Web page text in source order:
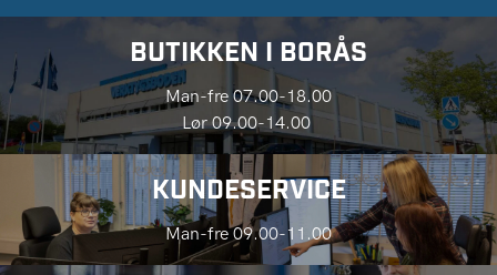
BUTIKKEN I BORÅS
Man-fre 07.00-18.00
Lør 09.00-14.00
KUNDESERVICE
Man-fre 09.00-11.00